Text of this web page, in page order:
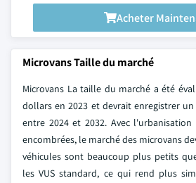
Acheter
Microvans Taille du marché
Microvans La taille du marché a été
dollars en 2023 et devrait enregistrer un
entre 2024 et 2032. Avec
encombrées, le marché des microvans
véhicules sont beaucoup plus petits
les VUS standard, ce qui rend plus